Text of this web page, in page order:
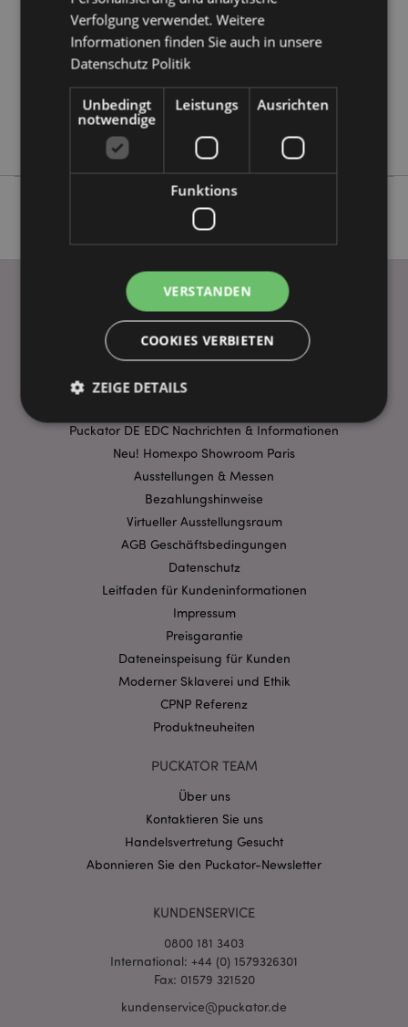
Information
5056848205584
72
0.144000
Keine
Keine
Keine
WICHTIGE INFORMATION
FAQ
Lieferbedingungen
Puckator DE EDC Nachrichten & Informationen
Neu! Homexpo Showroom Paris
Ausstellungen & Messen
Bezahlungshinweise
Virtueller Ausstellungsraum
AGB Geschäftsbedingungen
Datenschutz
Leitfaden für Kundeninformationen
Impressum
Preisgarantie
Dateneinspeisung für Kunden
Moderner Sklaverei und Ethik
CPNP Referenz
Produktneuheiten
PUCKATOR TEAM
Über uns
Kontaktieren Sie uns
Handelsvertretung Gesucht
Abonnieren Sie den Puckator-Newsletter
KUNDENSERVICE
0800 181 3403
International: +44 (0) 1579326301
Fax: 01579 321520
kundenservice@puckator.de
Verfolgung verwendet. Weitere
Informationen finden Sie auch in unsere
Datenschutz Politik
Unbedingt
notwendige
Leistungs Ausrichten
Funktions
VERSTANDEN
COOKIES VERBIETEN
ZEIGE DETAILS
Unbedingt notwendige
Leistungs
Ausrichten
Funktions
Streng-notwendige-Cookies ermöglichen
Kernfunktionen der Website wie die
Benutzeranmeldung und die Kontoverwaltung.
Ohne unbedingt notwendige cookies kann die
.puckator.de
mage-cache-storage-section-
Datenschutzbestimmungen von Google